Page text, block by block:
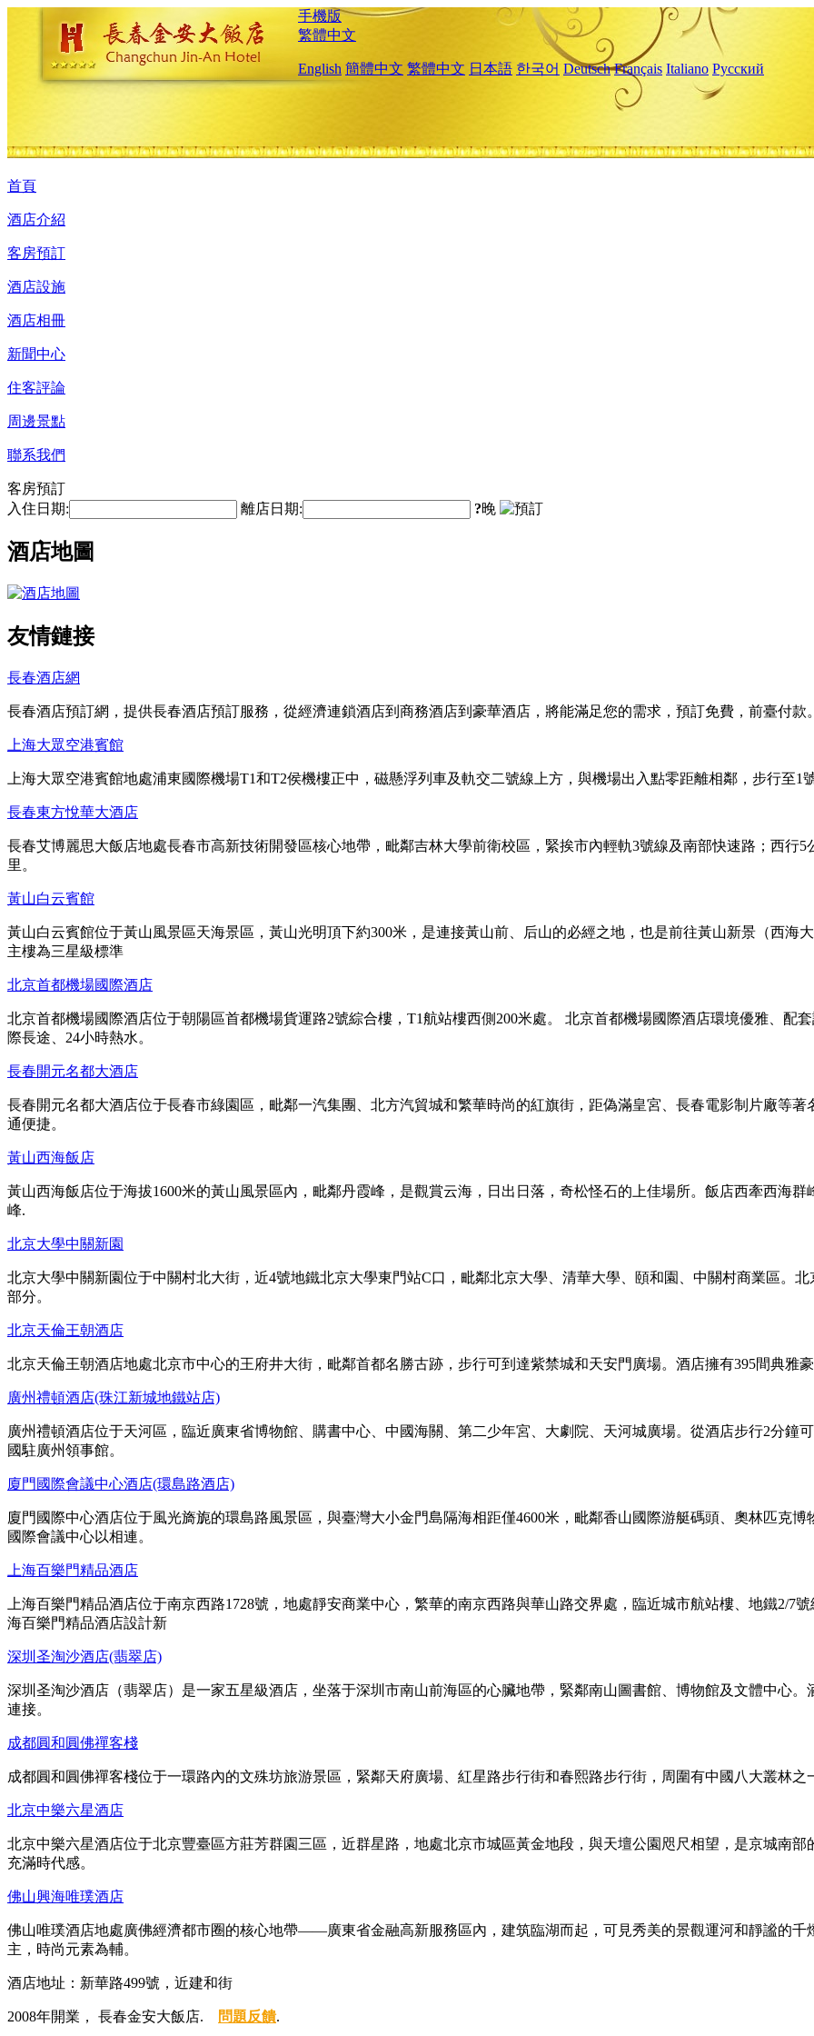
手機版
繁體中文
English 簡體中文 繁體中文 日本語 한국어 Deutsch Français Italiano Русский
首頁
酒店介紹
客房預訂
酒店設施
酒店相冊
新聞中心
住客評論
周邊景點
聯系我們
客房預訂
入住日期:
離店日期: ?晚
酒店地圖
友情鏈接
長春酒店網
長春酒店預訂網，提供長春酒店預訂服務，從經濟連鎖酒店到商務酒店到豪華酒店，將能滿足您的需求，預訂免費，前臺付款。
上海大眾空港賓館
上海大眾空港賓館地處浦東國際機場T1和T2侯機樓正中，磁懸浮列車及軌交二號線上方，與機場出入點零距離相鄰，步行至1
長春東方悅華大酒店
長春艾博麗思大飯店地處長春市高新技術開發區核心地帶，毗鄰吉林大學前衛校區，緊挨市內輕軌3號線及南部快速路；西行
里。
黃山白云賓館
黃山白云賓館位于黃山風景區天海景區，黃山光明頂下約300米，是連接黃山前、后山的必經之地，也是前往黃山新景（西海
主樓為三星級標準
北京首都機場國際酒店
北京首都機場國際酒店位于朝陽區首都機場貨運路2號綜合樓，T1航站樓西側200米處。 北京首都機場國際酒店環境優雅、配
際長途、24小時熱水。
長春開元名都大酒店
長春開元名都大酒店位于長春市綠園區，毗鄰一汽集團、北方汽貿城和繁華時尚的紅旗街，距偽滿皇宮、長春電影制片廠等
通便捷。
黃山西海飯店
黃山西海飯店位于海拔1600米的黃山風景區內，毗鄰丹霞峰，是觀賞云海，日出日落，奇松怪石的上佳場所。飯店西牽西海
峰.
北京大學中關新園
北京大學中關新園位于中關村北大街，近4號地鐵北京大學東門站C口，毗鄰北京大學、清華大學、頤和園、中關村商業區。
部分。
北京天倫王朝酒店
北京天倫王朝酒店地處北京市中心的王府井大街，毗鄰首都名勝古跡，步行可到達紫禁城和天安門廣場。酒店擁有395間典雅
廣州禮頓酒店(珠江新城地鐵站店)
廣州禮頓酒店位于天河區，臨近廣東省博物館、購書中心、中國海關、第二少年宮、大劇院、天河城廣場。從酒店步行2分鐘
國駐廣州領事館。
廈門國際會議中心酒店(環島路酒店)
廈門國際中心酒店位于風光旖旎的環島路風景區，與臺灣大小金門島隔海相距僅4600米，毗鄰香山國際游艇碼頭、奧林匹克
國際會議中心以相連。
上海百樂門精品酒店
上海百樂門精品酒店位于南京西路1728號，地處靜安商業中心，繁華的南京西路與華山路交界處，臨近城市航站樓、地鐵2/7
海百樂門精品酒店設計新
深圳圣淘沙酒店(翡翠店)
深圳圣淘沙酒店（翡翠店）是一家五星級酒店，坐落于深圳市南山前海區的心臟地帶，緊鄰南山圖書館、博物館及文體中心
連接。
成都圓和圓佛禪客棧
成都圓和圓佛禪客棧位于一環路內的文殊坊旅游景區，緊鄰天府廣場、紅星路步行街和春熙路步行街，周圍有中國八大叢林之
北京中樂六星酒店
北京中樂六星酒店位于北京豐臺區方莊芳群園三區，近群星路，地處北京市城區黃金地段，與天壇公園咫尺相望，是京城南
充滿時代感。
佛山興海唯璞酒店
佛山唯璞酒店地處廣佛經濟都市圈的核心地帶——廣東省金融高新服務區內，建筑臨湖而起，可見秀美的景觀運河和靜謐的
主，時尚元素為輔。
酒店地址：新華路499號，近建和街
2008年開業， 長春金安大飯店. 問題反饋.